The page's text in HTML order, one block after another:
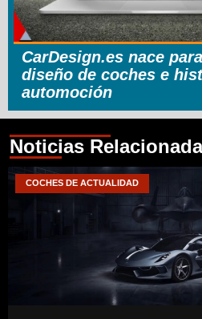
CarDesign.es nace
diseño de coches e
automoción
Noticias
COCHES DE ACTUALIDAD